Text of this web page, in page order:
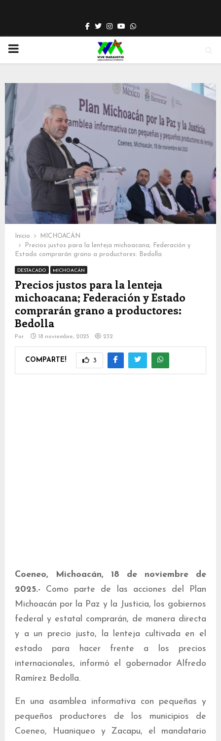
Facebook
TwitterInstagram
YoutubeWhatsapp
PRIMARY
Inicio
MICHOACÁN
Precios justos para la lenteja michoacana; Federación y
Estado comprarán grano a productores: Bedolla
DESTACADO MICHOACÁN
Precios justos para la lenteja
michoacana; Federación y Estado
comprarán grano a productores:
Bedolla
Por 18 noviembre, 2025 232
COMPARTE! 3
Coeneo, Michoacán, 18 de noviembre de
2025.- Como parte de las acciones del Plan
Michoacán por la Paz y la Justicia, los gobiernos
federal y estatal comprarán, de manera directa
y a un precio justo, la lenteja cultivada en el
estado para hacer frente a los precios
internacionales, informó el gobernador Alfredo
Ramírez Bedolla.
En una asamblea informativa con pequeñas y
pequeños productores de los municipios de
Coeneo, Huaniqueo y Zacapu, el mandatario